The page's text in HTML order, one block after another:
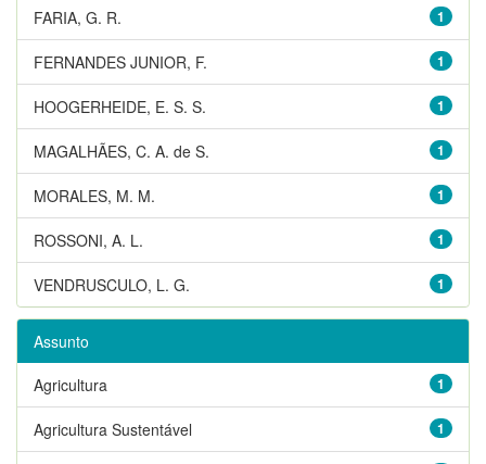
1
FARIA, G. R.
1
FERNANDES JUNIOR, F.
1
HOOGERHEIDE, E. S. S.
1
MAGALHÃES, C. A. de S.
1
MORALES, M. M.
1
ROSSONI, A. L.
1
VENDRUSCULO, L. G.
Assunto
1
Agricultura
1
Agricultura Sustentável